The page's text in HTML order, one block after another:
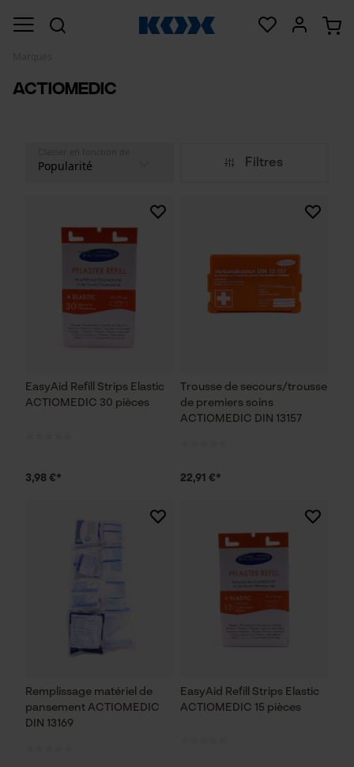
Actiomedic
Filtres
EasyAid Refill Strips Elastic
ACTIOMEDIC 30 pièces
3,98 €*
Trousse de secours/trousse
de premiers soins
ACTIOMEDIC DIN 13157
22,91 €*
Remplissage matériel de
pansement ACTIOMEDIC
DIN 13169
EasyAid Refill Strips Elastic
ACTIOMEDIC 15 pièces